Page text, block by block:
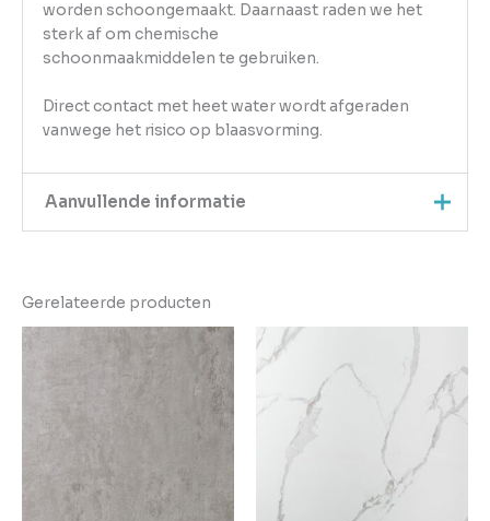
worden schoongemaakt. Daarnaast raden we het
sterk af om chemische
schoonmaakmiddelen te gebruiken.
Direct contact met heet water wordt afgeraden
vanwege het risico op blaasvorming.
Aanvullende informatie
Afmeting
Gerelateerde producten